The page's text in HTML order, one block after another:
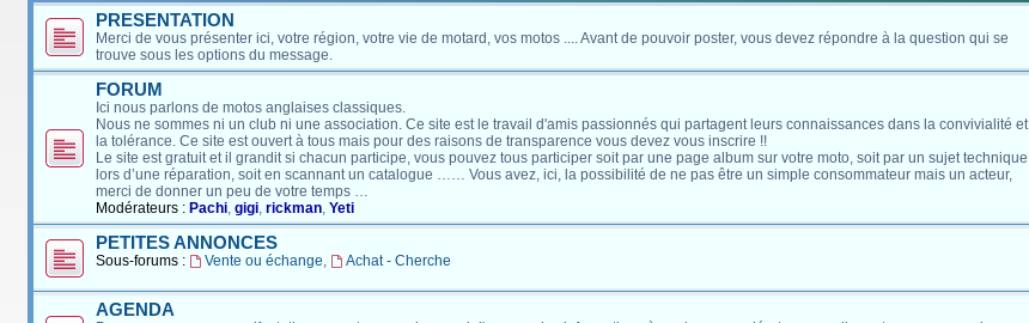
PRESENTATION
Merci de vous présenter ici, votre région, votre vie de motard, vos motos .... Avant de pouvoir poster, vous devez répondre à la question qui se
trouve sous les options du message.
FORUM
Ici nous parlons de motos anglaises classiques.
Nous ne sommes ni un club ni une association. Ce site est le travail d'amis passionnés qui partagent leurs connaissances dans la convivialité et
la tolérance. Ce site est ouvert à tous mais pour des raisons de transparence vous devez vous inscrire !!
Le site est gratuit et il grandit si chacun participe, vous pouvez tous participer soit par une page album sur votre moto, soit par un sujet technique
lors d’une réparation, soit en scannant un catalogue …… Vous avez, ici, la possibilité de ne pas être un simple consommateur mais un acteur,
merci de donner un peu de votre temps …
Modérateurs : Pachi, gigi, rickman, Yeti
PETITES ANNONCES
Sous-forums : Vente ou échange, Achat - Cherche
AGENDA